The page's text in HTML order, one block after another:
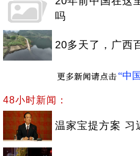
吗
20多天了，广西
“中
48小时新闻：
温家宝提方案 习